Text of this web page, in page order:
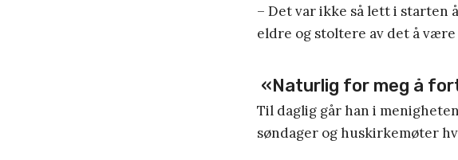
– Det var ikke så lett i starten
eldre og stoltere av det å
«Naturlig for meg å
Til daglig går han i
søndager og huskirkemøter